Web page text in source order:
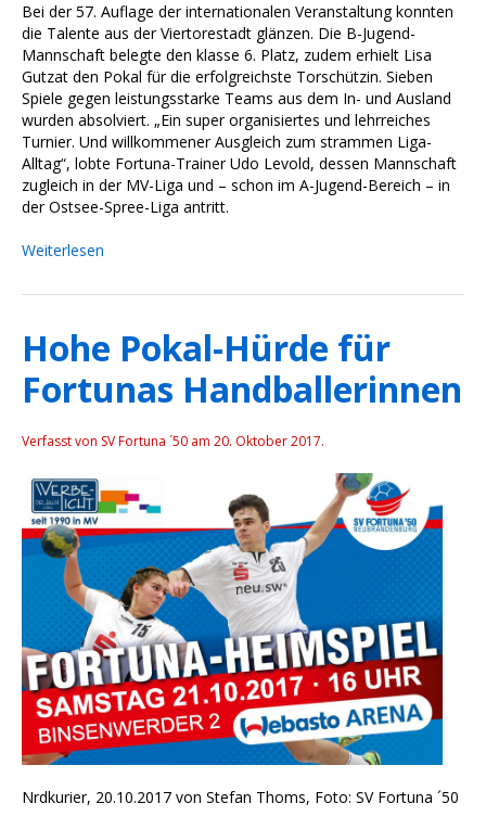
Bei der 57. Auflage der internationalen Veranstaltung konnten
die Talente aus der Viertorestadt glänzen. Die B-Jugend-
Mannschaft belegte den klasse 6. Platz, zudem erhielt Lisa
Gutzat den Pokal für die erfolgreichste Torschützin. Sieben
Spiele gegen leistungsstarke Teams aus dem In- und Ausland
wurden absolviert. „Ein super organisiertes und lehrreiches
Turnier. Und willkommener Ausgleich zum strammen Liga-
Alltag“, lobte Fortuna-Trainer Udo Levold, dessen Mannschaft
zugleich in der MV-Liga und – schon im A-Jugend-Bereich – in
der Ostsee-Spree-Liga antritt.
Weiterlesen
Hohe Pokal-Hürde für
Fortunas Handballerinnen
Verfasst von SV Fortuna ´50 am 20. Oktober 2017.
Nrdkurier, 20.10.2017 von Stefan Thoms, Foto: SV Fortuna ´50